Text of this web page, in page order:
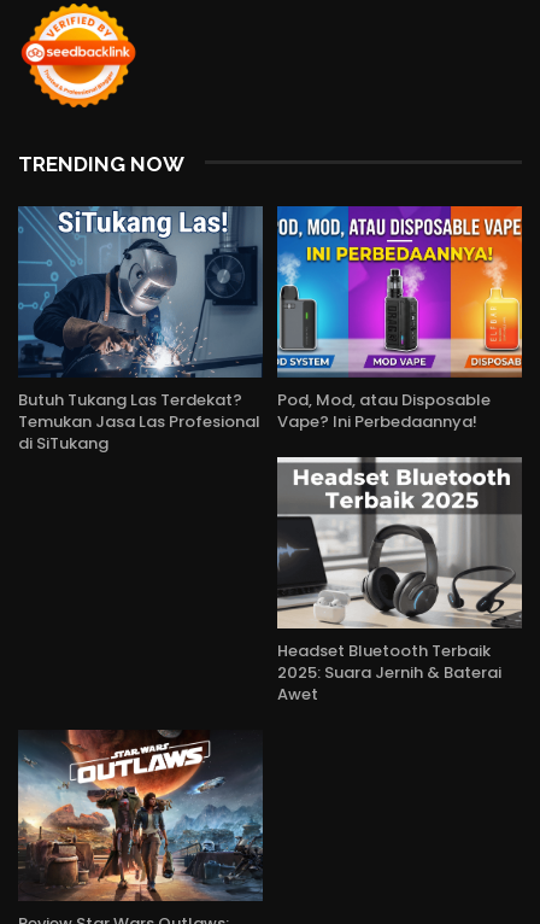
TRENDING NOW
Butuh Tukang Las Terdekat?
Temukan Jasa Las Profesional
di SiTukang
Pod, Mod, atau Disposable
Vape? Ini Perbedaannya!
Headset Bluetooth Terbaik
2025: Suara Jernih & Baterai
Awet